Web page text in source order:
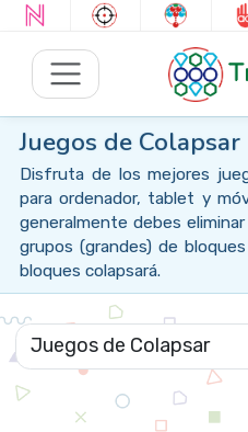
Juegos de Colapsar
Disfruta de los mejores
para ordenador, tablet y
generalmente debes
grupos (grandes) de
bloques colapsará.